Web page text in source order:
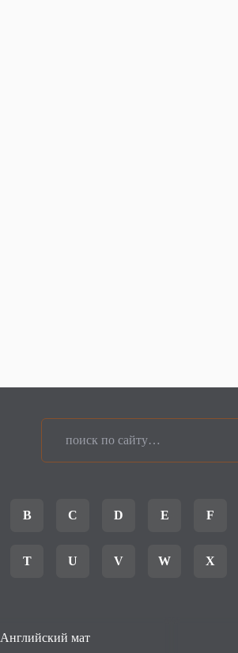
B C D E F
T U V W X
Английский мат